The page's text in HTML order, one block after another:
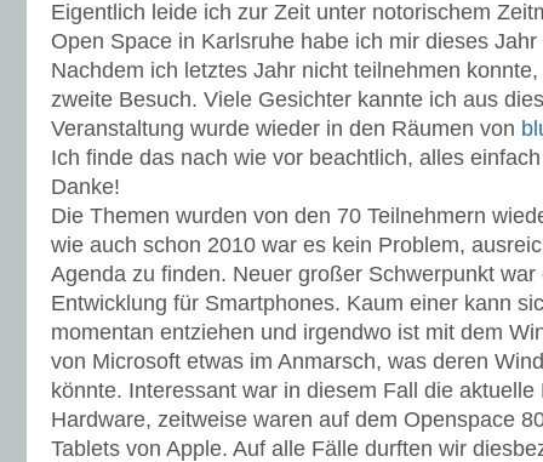
Eigentlich leide ich zur Zeit unter notorischem
Open Space in Karlsruhe habe ich mir dieses
Nachdem ich letztes Jahr nicht teilnehmen
zweite Besuch. Viele Gesichter kannte ich aus
Veranstaltung wurde wieder in den Räumen von
Ich finde das nach wie vor beachtlich, alles
Danke!
Die Themen wurden von den 70 Teilnehmern
wie auch schon 2010 war es kein Problem,
Agenda zu finden. Neuer großer Schwerpunkt war
Entwicklung für Smartphones. Kaum einer kann
momentan entziehen und irgendwo ist mit dem
von Microsoft etwas im Anmarsch, was deren
könnte. Interessant war in diesem Fall die
Hardware, zeitweise waren auf dem Openspace
Tablets von Apple. Auf alle Fälle durften wir